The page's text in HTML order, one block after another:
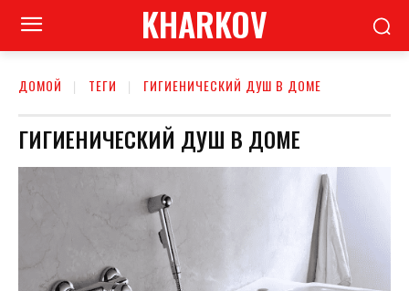
KHARKOV
ДОМОЙ ТЕГИ ГИГИЕНИЧЕСКИЙ ДУШ В ДОМЕ
ГИГИЕНИЧЕСКИЙ ДУШ В ДОМЕ